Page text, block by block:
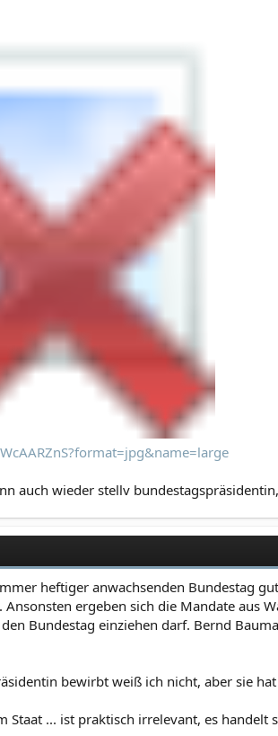
auch wieder stellv
heftiger anwachsenden Bundestag
ergeben sich die Mandate aus
Bundestag einziehen darf. Bernd
bewirbt weiß ich nicht, aber sie
... ist praktisch irrelevant, es handelt